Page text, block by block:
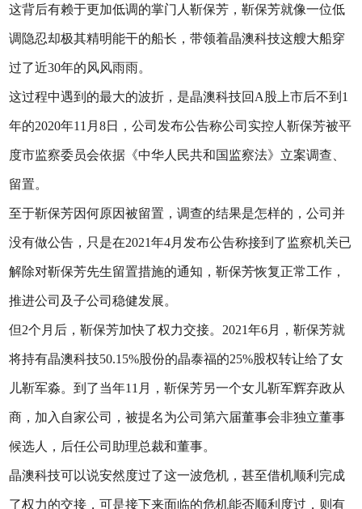
这背后有赖于更加低调的掌门人靳保芳，靳保芳就像一位低
调隐忍却极其精明能干的船长，带领着晶澳科技这艘大船穿
过了近30年的风风雨雨。
这过程中遇到的最大的波折，是晶澳科技回A股上市后不到1
年的2020年11月8日，公司发布公告称公司实控人靳保芳被平
度市监察委员会依据《中华人民共和国监察法》立案调查、
留置。
至于靳保芳因何原因被留置，调查的结果是怎样的，公司并
没有做公告，只是在2021年4月发布公告称接到了监察机关已
解除对靳保芳先生留置措施的通知，靳保芳恢复正常工作，
推进公司及子公司稳健发展。
但2个月后，靳保芳加快了权力交接。2021年6月，靳保芳就
将持有晶澳科技50.15%股份的晶泰福的25%股权转让给了女
儿靳军淼。到了当年11月，靳保芳另一个女儿靳军辉弃政从
商，加入自家公司，被提名为公司第六届董事会非独立董事
候选人，后任公司助理总裁和董事。
晶澳科技可以说安然度过了这一波危机，甚至借机顺利完成
了权力的交接，可是接下来面临的危机能否顺利度过，则有